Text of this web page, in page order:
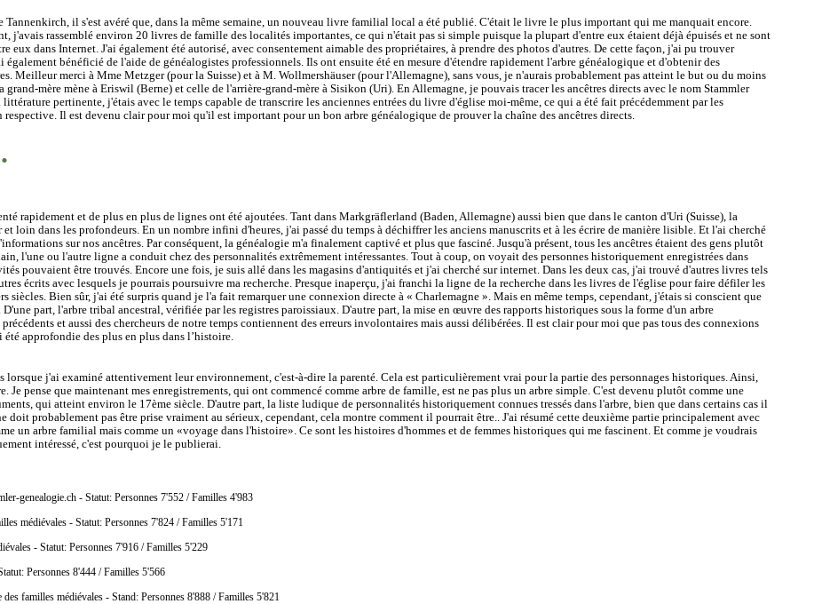
il s'est avéré que, dans la même semaine, un nouveau livre familial local a été publié. C'était le livre le plus important qui me manquait encore.
j'avais rassemblé environ 20 livres de famille des localités importantes, ce qui n'était pas si simple puisque la plupart d'entre eux étaient déjà épuisés et ne sont
eux dans Internet. J'ai également été autorisé, avec consentement aimable des propriétaires, à prendre des photos d'autres. De cette façon, j'ai pu trouver
également bénéficié de l'aide de généalogistes professionnels. Ils ont ensuite été en mesure d'étendre rapidement l'arbre généalogique et d'obtenir des
Meilleur merci à Mme Metzger (pour la Suisse) et à M. Wollmershäuser (pour l'Allemagne), sans vous, je n'aurais probablement pas atteint le but ou du moins
mère mène à Eriswil (Berne) et celle de l'arrière-grand-mère à Sisikon (Uri). En Allemagne, je pouvais tracer les ancêtres directs avec le nom Stammler
pertinente, j'étais avec le temps capable de transcrire les anciennes entrées du livre d'église moi-même, ce qui a été fait précédemment par les
Il est devenu clair pour moi qu'il est important pour un bon arbre généalogique de prouver la chaîne des ancêtres directs.
rapidement et de plus en plus de lignes ont été ajoutées. Tant dans Markgräflerland (Baden, Allemagne) aussi bien que dans le canton d'Uri (Suisse), la
loin dans les profondeurs. En un nombre infini d'heures, j'ai passé du temps à déchiffrer les anciens manuscrits et à les écrire de manière lisible. Et l'ai cherché
sur nos ancêtres. Par conséquent, la généalogie m'a finalement captivé et plus que fasciné. Jusqu'à présent, tous les ancêtres étaient des gens plutôt
l'une ou l'autre ligne a conduit chez des personnalités extrêmement intéressantes. Tout à coup, on voyait des personnes historiquement enregistrées dans
pouvaient être trouvés. Encore une fois, je suis allé dans les magasins d'antiquités et j'ai cherché sur internet. Dans les deux cas, j'ai trouvé d'autres livres tels
écrits avec lesquels je pourrais poursuivre ma recherche. Presque inaperçu, j'ai franchi la ligne de la recherche dans les livres de l'église pour faire défiler les
siècles. Bien sûr, j'ai été surpris quand je l'a fait remarquer une connexion directe à « Charlemagne ». Mais en même temps, cependant, j'étais si conscient que
part, l'arbre tribal ancestral, vérifiée par les registres paroissiaux. D'autre part, la mise en œuvre des rapports historiques sous la forme d'un arbre
et aussi des chercheurs de notre temps contiennent des erreurs involontaires mais aussi délibérées. Il est clair pour moi que pas tous des connexions
approfondie des plus en plus dans l’histoire.
j'ai examiné attentivement leur environnement, c'est-à-dire la parenté. Cela est particulièrement vrai pour la partie des personnages historiques. Ainsi,
Je pense que maintenant mes enregistrements, qui ont commencé comme arbre de famille, est ne pas plus un arbre simple. C'est devenu plutôt comme une
qui atteint environ le 17ème siècle. D'autre part, la liste ludique de personnalités historiquement connues tressés dans l'arbre, bien que dans certains cas il
probablement pas être prise vraiment au sérieux, cependant, cela montre comment il pourrait être.. J'ai résumé cette deuxième partie principalement avec
un arbre familial mais comme un «voyage dans l'histoire». Ce sont les histoires d'hommes et de femmes historiques qui me fascinent. Et comme je voudrais
intéressé, c'est pourquoi je le publierai.
genealogie.ch - Statut: Personnes 7'552 / Familles 4'983
médiévales - Statut: Personnes 7'824 / Familles 5'171
- Statut: Personnes 7'916 / Familles 5'229
Personnes 8'444 / Familles 5'566
familles médiévales - Stand: Personnes 8'888 / Familles 5'821